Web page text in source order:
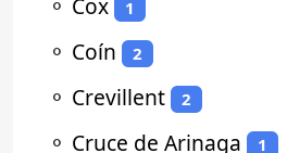
1
⚬ Coín 2
⚬ Crevillent 2
⚬ Cruce de Arinaga 1